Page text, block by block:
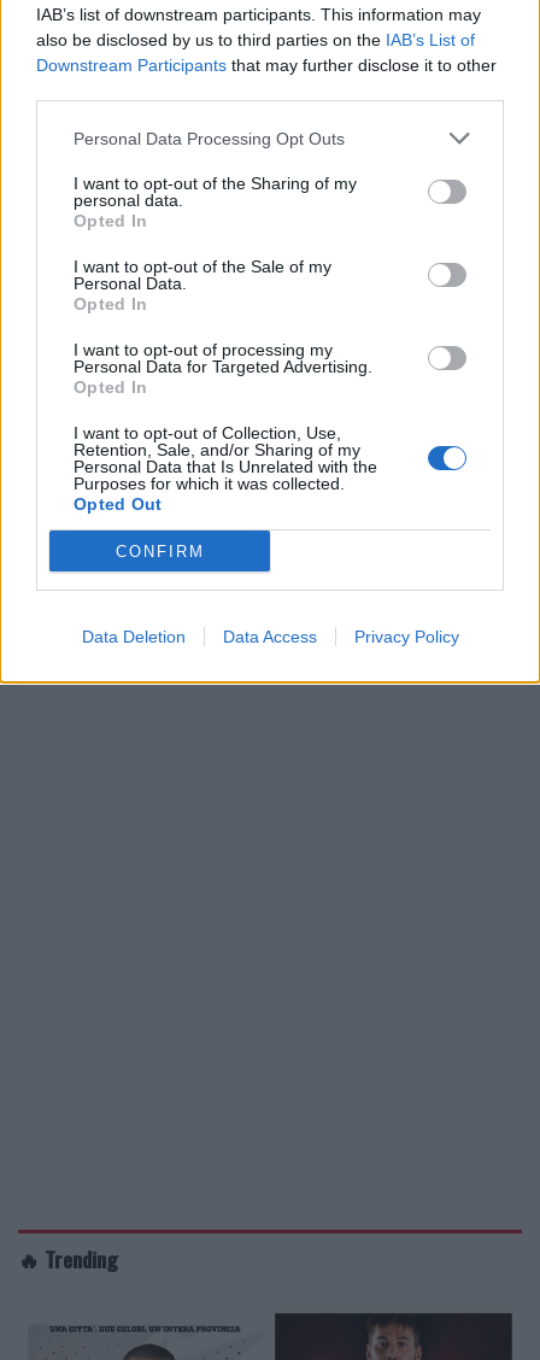
IAB’s list of downstream participants. This information may
also be disclosed by us to third parties on the IAB’s List of
Downstream Participants that may further disclose it to other
Personal Data Processing Opt Outs
I want to opt-out of the Sharing of my
personal data.
Opted In
I want to opt-out of the Sale of my
Personal Data.
Opted In
I want to opt-out of processing my
Personal Data for Targeted Advertising.
Opted In
I want to opt-out of Collection, Use,
Retention, Sale, and/or Sharing of my
Personal Data that Is Unrelated with the
Purposes for which it was collected.
Opted Out
CONFIRM
Data Deletion Data Access Privacy Policy
🔥 Trending